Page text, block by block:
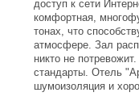
доступ к сети
комфортная,
тонах, что
атмосфере. Зал
никто не
стандарты. Отель
шумоизоляция и